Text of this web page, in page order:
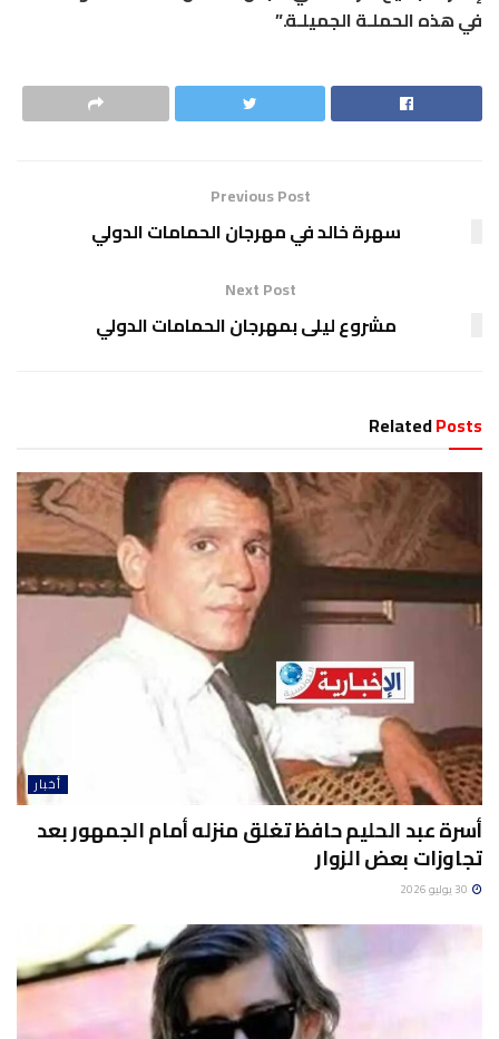
في هذه الحملـة الجميلـة.”
Previous Post
سهرة خالد في مهرجان الحمامات الدولي
Next Post
مشروع ليلى بمهرجان الحمامات الدولي
RelatedPosts
أخبار
أسرة عبد الحليم حافظ تغلق منزله أمام الجمهور بعد
تجاوزات بعض الزوار